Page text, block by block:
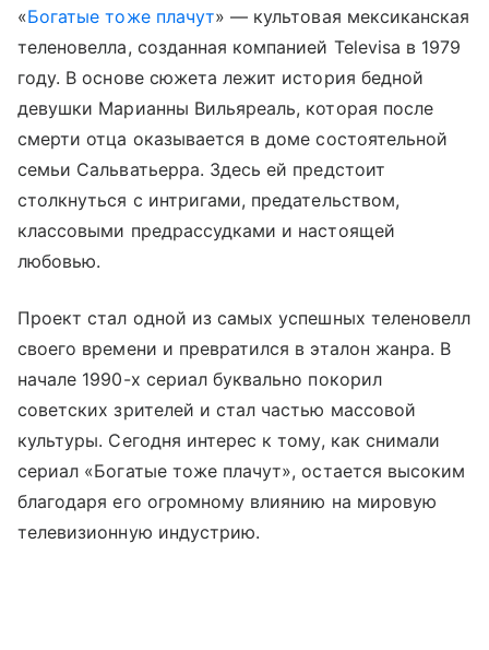
«Богатые тоже плачут» — культовая мексиканская
теленовелла, созданная компанией Televisa в 1979
году. В основе сюжета лежит история бедной
девушки Марианны Вильяреаль, которая после
смерти отца оказывается в доме состоятельной
семьи Сальватьерра. Здесь ей предстоит
столкнуться с интригами, предательством,
классовыми предрассудками и настоящей
любовью.
Проект стал одной из самых успешных теленовелл
своего времени и превратился в эталон жанра. В
начале 1990-х сериал буквально покорил
советских зрителей и стал частью массовой
культуры. Сегодня интерес к тому, как снимали
сериал «Богатые тоже плачут», остается высоким
благодаря его огромному влиянию на мировую
телевизионную индустрию.